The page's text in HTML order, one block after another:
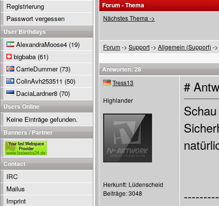
Forum - Thema
Nächstes Thema ->
Forum-> Support-> Allgemein (Support) -
Antworten: 28
Tress13
Highlander
Herkunft: Lüdenscheid
Beiträge: 3048
#
Registrierung
Passwort vergessen
User Birthdays
AlexandraMoose4 (19)
bigbaba (61)
CarrieDummer(73)
ColinAvh253511 (50)
DaciaLardner8 (70)
Users Online
Keine Einträge gefunden.
Banners / Partner
Contact
IRC
Mailus
Imprint